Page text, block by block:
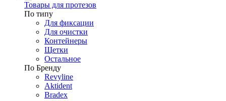
Товары для протезов
По типу
Для фиксации
Для очистки
Контейнеры
Щетки
Остальное
По Бренду
Revyline
Aktident
Bradex